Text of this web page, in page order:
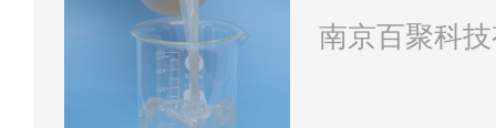
南京百聚科